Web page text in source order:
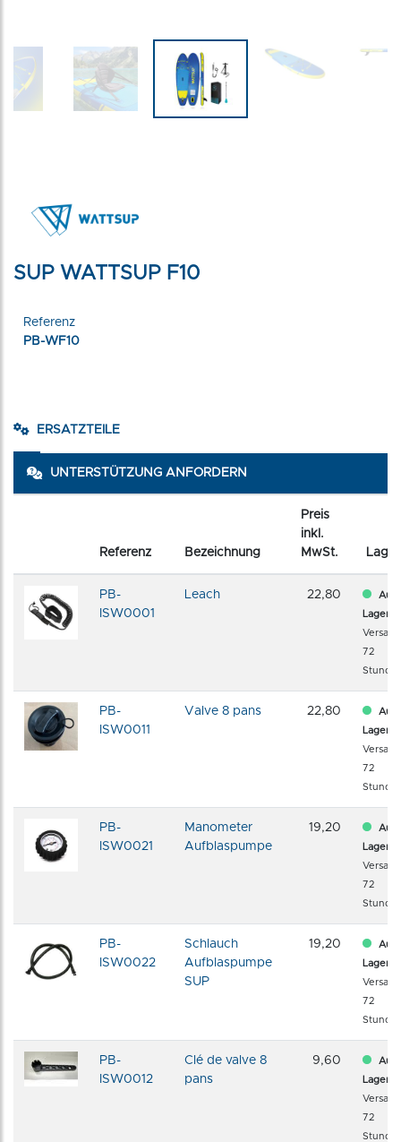
SUP WATTSUP F10
Referenz
PB-WF10
ERSATZTEILE
UNTERSTÜTZUNG ANFORDERN
Referenz Bezeichnung
Preis
inkl.
MwSt.
Lager
PB-
ISW0001
Leach 22,80
Auf
Lager
Versand
72
PB-
ISW0011
Valve 8 pans 22,80
Auf
Lager
Versand
72
PB-
ISW0021
Manometer
Aufblaspumpe
19,20
Auf
Lager
Versand
72
PB-
ISW0022
Schlauch
Aufblaspumpe
SUP
19,20
Auf
Lager
Versand
72
PB-
ISW0012
Clé de valve 8
pans
9,60
Auf
Lager
Versand
72